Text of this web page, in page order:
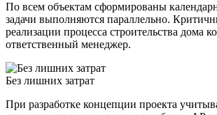
По всем объектам сформированы
задачи выполняются параллельно.
реализации процесса строительства дома
ответственный менеджер.
Без лишних затрат
При разработке концепции проекта